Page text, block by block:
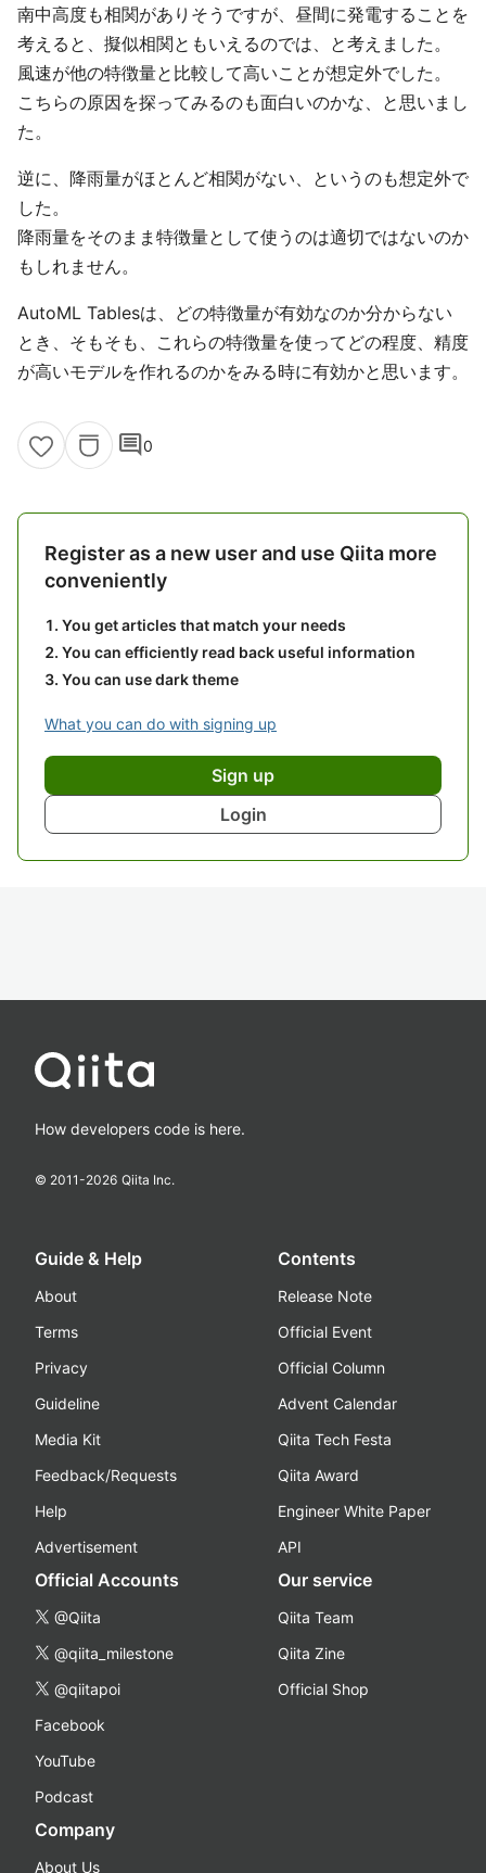
南中高度も相関がありそうですが、昼間に発電することを
考えると、擬似相関ともいえるのでは、と考えました。
風速が他の特徴量と比較して高いことが想定外でした。
こちらの原因を探ってみるのも面白いのかな、と思いまし
た。
逆に、降雨量がほとんど相関がない、というのも想定外で
した。
降雨量をそのまま特徴量として使うのは適切ではないのか
もしれません。
AutoML Tablesは、どの特徴量が有効なのか分からない
とき、そもそも、これらの特徴量を使ってどの程度、精度
が高いモデルを作れるのかをみる時に有効かと思います。
comment0
Register as a new user and use Qiita more
conveniently
You get articles that match your needs
You can efficiently read back useful information
You can use dark theme
What you can do with signing up
Sign up
Login
How developers code is here.
© 2011-2026 Qiita Inc.
Guide & Help
About
Terms
Privacy
Guideline
Media Kit
Feedback/Requests
Help
Advertisement
Contents
Release Note
Official Event
Official Column
Advent Calendar
Qiita Tech Festa
Qiita Award
Engineer White Paper
API
Official Accounts
@Qiita
@qiita_milestone
@qiitapoi
Facebook
YouTube
Podcast
Our service
Qiita Team
Qiita Zine
Official Shop
Company
About Us